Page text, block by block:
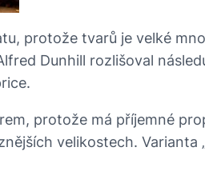
protože tvarů je velké
Dunhill rozlišoval
protože má příjemné
velikostech. Varianta